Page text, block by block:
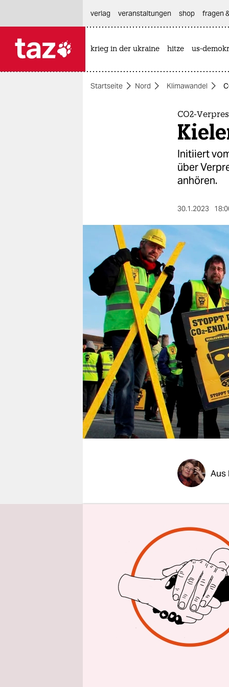
themen
berlin
nord
wahrheit
verlag
verlag
veranstaltungen
shop
fragen & hilfe
unterstützen
abo
genossenschaft
verlag
veranstaltungen shop fragen
krieg in der ukraine hitze us-
Startseite Nord Klimawandel
CO2-
Initiiert
über
anhören.
30.1.2023
Aus
Raus aus
Klima mit
Boden
neu
Sommer
Parlament
Zulassung
„Die
Thomas